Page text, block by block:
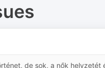
de sok, a nők